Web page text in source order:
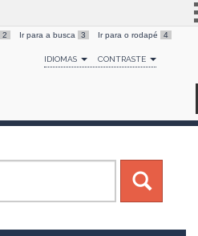
Simplifique!
Comunica BR
Canais
2 Ir para a busca 3 Ir para o rodapé 4
IDIOMAS CONTRASTE